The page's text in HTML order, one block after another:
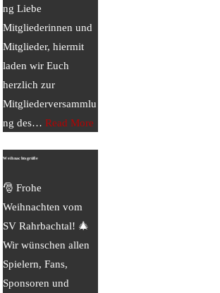
ng Liebe
Mitgliederinnen und
Mitglieder, hiermit
laden wir Euch
herzlich zur
Mitgliederversammlu
ng des… Read More
Weihnachtsgrüße
🎅 Frohe
Weihnachten vom
SV Rahrbachtal! 🎄
Wir wünschen allen
Spielern, Fans,
Sponsoren und